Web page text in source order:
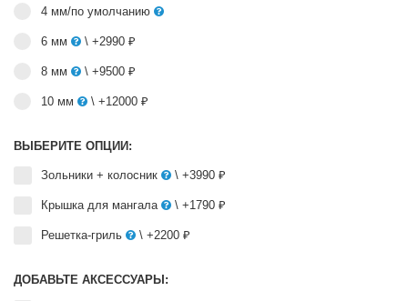
4 мм/по умолчанию
6 мм \ +2990 ₽
8 мм \ +9500 ₽
10 мм \ +12000 ₽
ВЫБЕРИТЕ ОПЦИИ:
Зольники + колосник \ +3990 ₽
Крышка для мангала \ +1790 ₽
Решетка-гриль \ +2200 ₽
ДОБАВЬТЕ АКСЕССУАРЫ: